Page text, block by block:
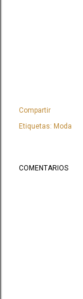
Compartir
Etiquetas: Moda
COMENTARIOS